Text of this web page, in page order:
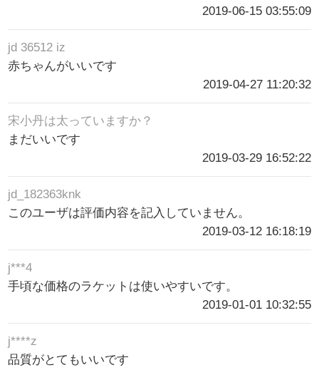
2019-06-15 03:55:09
jd 36512 iz
赤ちゃんがいいです
2019-04-27 11:20:32
宋小丹は太っていますか？
まだいいです
2019-03-29 16:52:22
jd_182363knk
このユーザは評価内容を記入していません。
2019-03-12 16:18:19
j***4
手頃な価格のラケットは使いやすいです。
2019-01-01 10:32:55
j****z
品質がとてもいいです